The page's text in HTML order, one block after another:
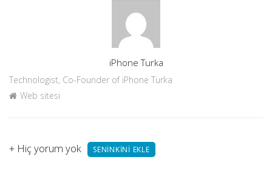
iPhone Turka
Technologist, Co-Founder of iPhone Turka
Web sitesi
+ Hiç yorum yok SENINKINI EKLE